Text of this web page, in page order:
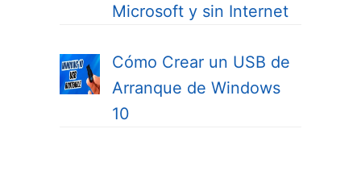
Microsoft y sin Internet
Cómo Crear un USB de
Arranque de Windows
10